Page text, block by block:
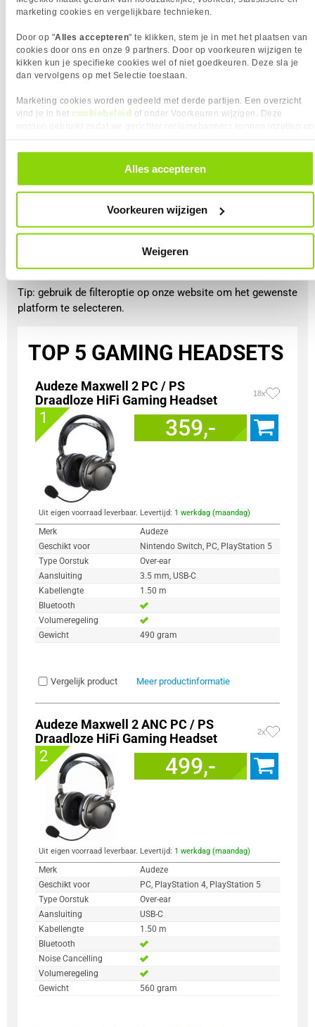
marketing cookies en vergelijkbare technieken.
Door op "Alles accepteren" te klikken, stem je in met het plaatsen van
cookies door ons en onze 9 partners. Door op voorkeuren wijzigen te
kikken kun je specifieke cookies wel of niet goedkeuren. Deze sla je
dan vervolgens op met Selectie toestaan.
Marketing cookies worden gedeeld met derde partijen. Een overzicht
vind je in het cookiebeleid of onder Voorkeuren wijzigen. Deze
alle cookies. Je kunt je gegeven toestemming altijd intrekken, dit doe je
door in de footer van onze website te klikken op ‘Cookievoorkeuren’
Alles accepteren
Voorkeuren wijzigen
Weigeren
Game je op meerdere platforms en wil je een
multifunctionele gaming headset? Dan kan je ook kijken
headsets ondersteunen namelijk meerdere platforms.
Bekijk dit wel altijd goed, want niet elk platform heeft
dezelfde functies.
Het kan voorkomen dat de pc-versie wel surroundgeluid
ondersteunt, maar als je de gaming headset bijvoorbeeld op
een Xbox wilt aansluiten, werkt dit mogelijk niet en heb je
alleen een stereogeluidsweergave.
Tip: gebruik de filteroptie op onze website om het gewenste
platform te selecteren.
TOP 5 GAMING HEADSETS
Audeze Maxwell 2 PC / PS
Draadloze HiFi Gaming Headset
18x
1 359,-
Uit eigen voorraad leverbaar. Levertijd: 1 werkdag (maandag)
Merk
Audeze
Geschikt voor
Nintendo Switch, PC, PlayStation 5
Type Oorstuk
Over-ear
Aansluiting
3.5 mm, USB-C
Kabellengte
1.50 m
Bluetooth
Volumeregeling
Gewicht
490 gram
Vergelijk product Meer productinformatie
Audeze Maxwell 2 ANC PC / PS
Draadloze HiFi Gaming Headset
2x
2 499,-
Uit eigen voorraad leverbaar. Levertijd: 1 werkdag (maandag)
Merk
Audeze
Geschikt voor
PC, PlayStation 4, PlayStation 5
Type Oorstuk
Over-ear
Aansluiting
USB-C
Kabellengte
1.50 m
Bluetooth
Noise Cancelling
Volumeregeling
Gewicht
560 gram